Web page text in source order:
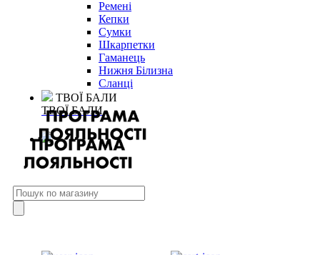
Ремені
Кепки
Сумки
Шкарпетки
Гаманець
Нижня Білизна
Сланці
ТВОЇ БАЛИ
ТВОЇ БАЛИ